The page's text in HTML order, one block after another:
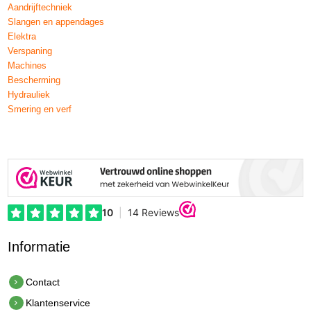
Aandrijftechniek
Slangen en appendages
Elektra
Verspaning
Machines
Bescherming
Hydrauliek
Smering en verf
Informatie
Contact
Klantenservice